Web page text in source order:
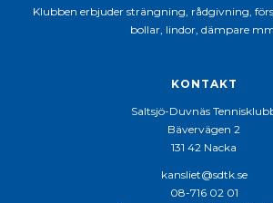
Klubben erbjuder strängning, rådgivning,
bollar, lindor, dämpare
KONTAKT
Saltsjö-Duvnäs
Bävervägen 2
131 42 Nacka
kansliet@sdtk.se
08-716 02 01